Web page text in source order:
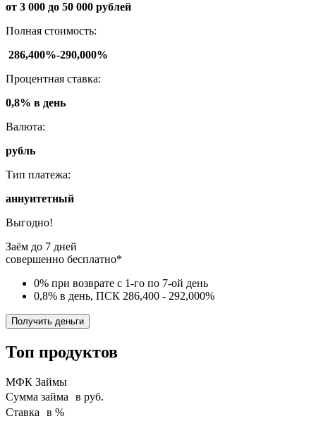
от 3 000 до 50 000 рублей
Полная стоимость:
286,400%-290,000%
Процентная ставка:
0,8% в день
Валюта:
рубль
Тип платежа:
аннуитетный
Выгодно!
Заём до 7 дней
совершенно бесплатно*
0% при возврате с 1-го по 7-ой день
0,8% в день, ПСК 286,400 - 292,000%
Получить деньги
Топ продуктов
МФК Займы
Сумма займа в руб.
Ставка в %